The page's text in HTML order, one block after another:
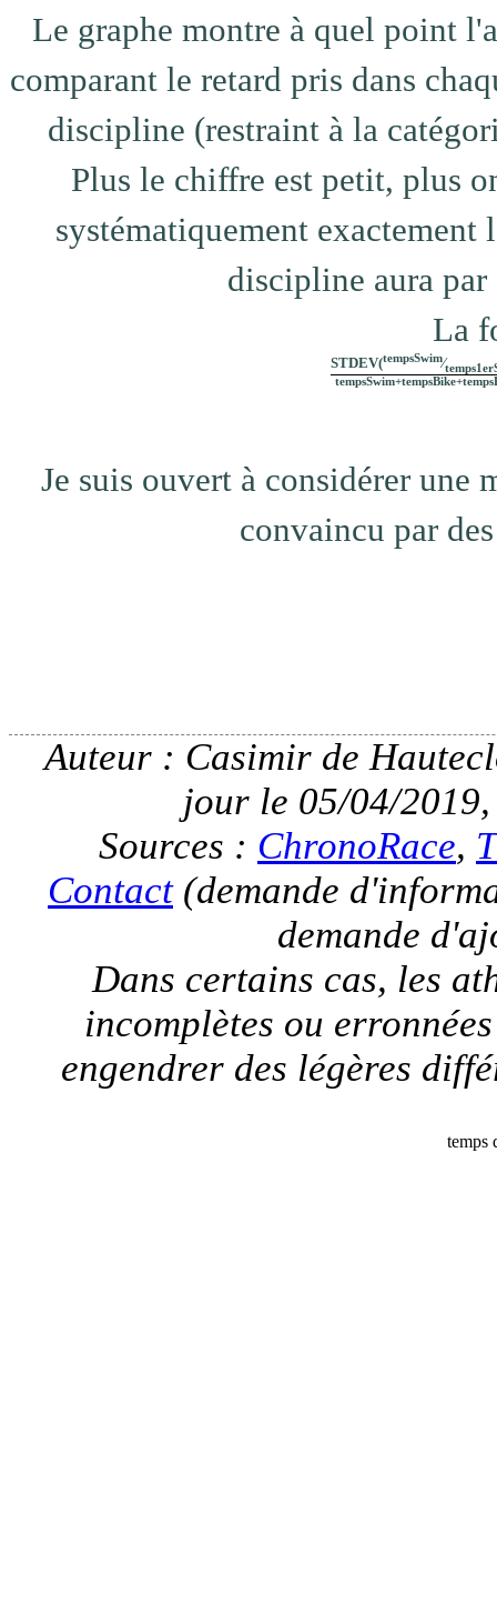
Le graphe montre à quel point
comparant le retard pris dans
discipline (restraint à la
Plus le chiffre est petit, plus
systématiquement exactement
discipline aura
La
STDEV(tempsSwim⁄
Je suis ouvert à considérer
convaincu par
Auteur : Casimir de
jour le 05/04/
Sources : ChronoRace,
Contact(demande
demande
Dans certains cas, les
incomplètes ou
engendrer des légères
temps